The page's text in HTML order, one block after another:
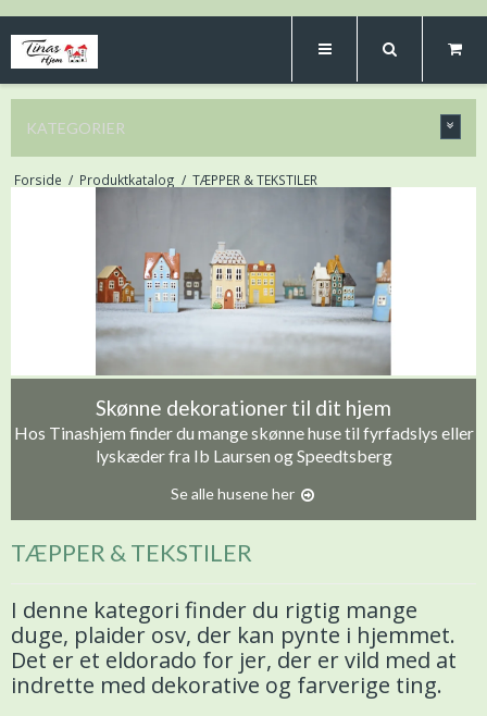
KATEGORIER
Forside / Produktkatalog / TÆPPER & TEKSTILER
Skønne dekorationer til dit hjem
Hos Tinashjem finder du mange skønne huse til fyrfadslys eller
lyskæder fra Ib Laursen og Speedtsberg
Se alle husene her
TÆPPER & TEKSTILER
I denne kategori finder du rigtig mange
duge, plaider osv, der kan pynte i hjemmet.
Det er et eldorado for jer, der er vild med at
indrette med dekorative og farverige ting.